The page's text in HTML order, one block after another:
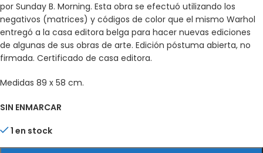
por Sunday B. Morning. Esta obra se efectuó utilizando los
negativos (matrices) y códigos de color que el mismo Warhol
entregó a la casa editora belga para hacer nuevas ediciones
de algunas de sus obras de arte. Edición póstuma abierta, no
firmada. Certificado de casa editora.
Medidas 89 x 58 cm.
SIN ENMARCAR
1 en stock